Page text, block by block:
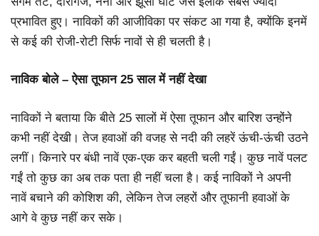
प्रभावित हुए। नाविकों की आजीविका पर संकट आ गया है, क्योंकि इनमें
से कई की रोजी-रोटी सिर्फ नावों से ही चलती है।
नाविक बोले – ऐसा तूफान 25 साल में नहीं देखा
नाविकों ने बताया कि बीते 25 सालों में ऐसा तूफान और बारिश उन्होंने
कभी नहीं देखी। तेज हवाओं की वजह से नदी की लहरें ऊंची-ऊंची उठने
लगीं। किनारे पर बंधी नावें एक-एक कर बहती चली गईं। कुछ नावें पलट
गईं तो कुछ का अब तक पता ही नहीं चला है। कई नाविकों ने अपनी
नावें बचाने की कोशिश की, लेकिन तेज लहरों और तूफानी हवाओं के
आगे वे कुछ नहीं कर सके।